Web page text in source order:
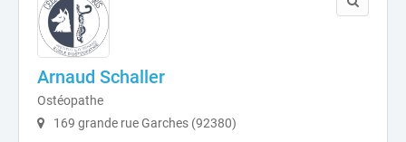
Arnaud Schaller
Ostéopathe
169 grande rue Garches (92380)